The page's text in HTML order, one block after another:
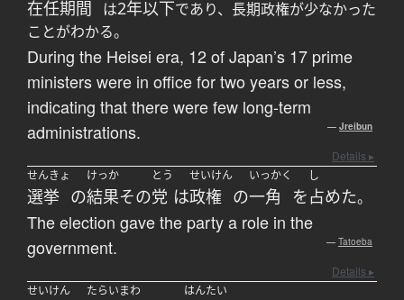
在任期間 は2年以下であり、長期政権が少なかった
ことがわかる。
During the Heisei era, 12 of Japan’s 17 prime
ministers were in office for two years or less,
indicating that there were few long-term
administrations.
— Jreibun
Details ▸
せんきょ
選挙 の
けっか
結果その
とう
党 は
せいけん
政権 の
いっかく
一角 を
し
占めた。
The election gave the party a role in the
government.
— Tatoeba
Details ▸
せいけん
たらいまわ はんたい